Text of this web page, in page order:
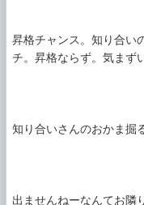
昇格チャンス。知り合い
チ。昇格ならず。気まず
知り合いさんのおかま掘
出ませんねーなんてお隣